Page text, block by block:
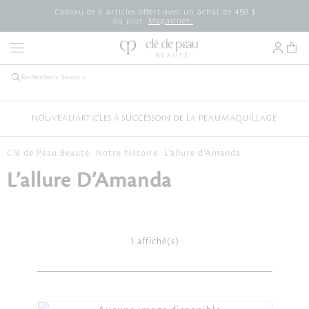
Cadeau de 6 articles offert avec un achat de 450 $
ou plus. Magasiner.
NOUVEAUARTICLES À SUCCÈSSOIN DE LA PEAUMAQUILLAGE
Clé de Peau Beauté Notre histoire L’allure d’Amanda
L’allure D’Amanda
1 affiché(s)